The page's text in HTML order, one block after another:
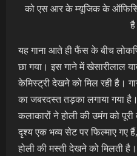
को एस आर के म्यूजिक के
यह गाना आते ही फैंस के बीच
छा गया। इस गाने में खेसारीलाल
केमिस्ट्री देखने को मिल रही है।
का जबरदस्त तड़का लगाया गया
कलाकारों ने होली की उमंग को
दृश्य एक भव्य सेट पर फिल्माए गए
होली की मस्ती देखने को मिलती है।